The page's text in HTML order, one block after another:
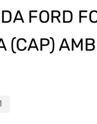
FORD
(CAP)